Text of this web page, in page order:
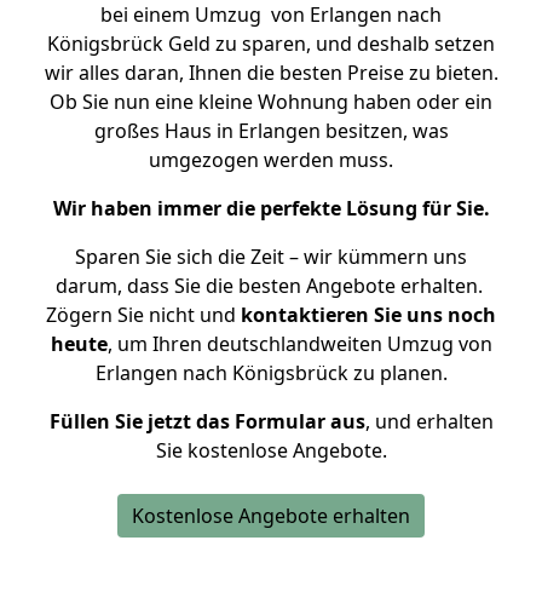
bei einem Umzug von Erlangen nach
Königsbrück Geld zu sparen, und deshalb setzen
wir alles daran, Ihnen die besten Preise zu bieten.
Ob Sie nun eine kleine Wohnung haben oder ein
großes Haus in Erlangen besitzen, was
umgezogen werden muss.
Wir haben immer die perfekte Lösung für Sie.
Sparen Sie sich die Zeit – wir kümmern uns
darum, dass Sie die besten Angebote erhalten.
Zögern Sie nicht und kontaktieren Sie uns noch
heute, um Ihren deutschlandweiten Umzug von
Erlangen nach Königsbrück zu planen.
Füllen Sie jetzt das Formular aus, und erhalten
Sie kostenlose Angebote.
Kostenlose Angebote erhalten